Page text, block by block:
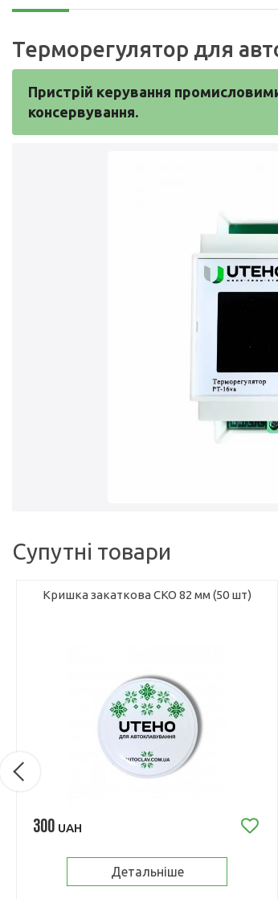
Терморегулятор для
Пристрій керування
консервування.
Супутні товари
Кришка закаткова СКО 82 мм (50 шт)
300 UAH
Детальніше